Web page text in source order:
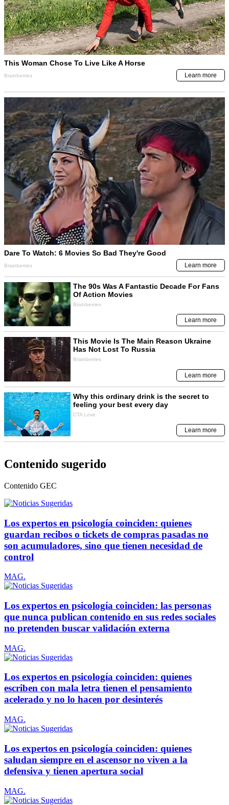
Contenido sugerido
Contenido GEC
Los expertos en psicología coinciden: quienes
guardan recibos o tickets de compras pasadas no
son acumuladores, sino que tienen necesidad de
control
MAG.
Los expertos en psicología coinciden: las personas
que nunca publican contenido en sus redes sociales
no pretenden buscar validación externa
MAG.
Los expertos en psicología coinciden: quienes
escriben con mala letra tienen el pensamiento
acelerado y no lo hacen por desinterés
MAG.
Los expertos en psicología coinciden: quienes
saludan siempre en el ascensor no viven a la
defensiva y tienen apertura social
MAG.